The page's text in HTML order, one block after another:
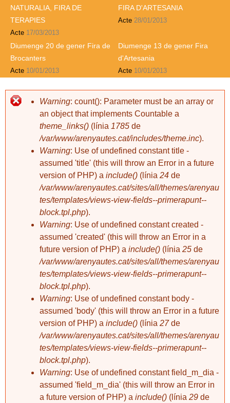
crisalide
NATURALIA FIRA
DE TERÀPIES
crisalide
Fira del
col·leccionisme i
brocanters
crisalide
Fira d'Artesania
crisalide
FIRA-MERCAT DE
L'EURO
DIUMENGE 5
D'AGOST
crisalide
FIRA ARTESANIA
FIRA ARTESANIA
Aquest mes no hem
tingut gaire sort
amb el temps. 22
persones molt
valentes es van
atrevir a parar el
seu article, però ho
van fer fins a mitja
tarda.
Esperem que el
mes que ve el
temps ens
NATURALIA, FIRA DE
TERAPIES
Acte 17/03/2013
FIRA D'ARTESANIA
Acte 28/01/2013
Diumenge 20 de gener Fira de
Brocanters
Acte 10/01/2013
Diumenge 13 de gener Fira
d'Artesania
Acte 10/01/2013
Warning: count(): Parameter must be an array or
an object that implements Countable a
theme_links() (línia 1785 de
/var/www/arenyautes.cat/includes/theme.inc).
Warning: Use of undefined constant title -
assumed 'title' (this will throw an Error in a future
version of PHP) a include() (línia 24 de
/var/www/arenyautes.cat/sites/all/themes/arenyau
tes/templates/views-view-fields--primerapunt--
block.tpl.php).
Warning: Use of undefined constant created -
assumed 'created' (this will throw an Error in a
future version of PHP) a include() (línia 25 de
/var/www/arenyautes.cat/sites/all/themes/arenyau
tes/templates/views-view-fields--primerapunt--
block.tpl.php).
Warning: Use of undefined constant body -
assumed 'body' (this will throw an Error in a future
version of PHP) a include() (línia 27de
/var/www/arenyautes.cat/sites/all/themes/arenyau
tes/templates/views-view-fields--primerapunt--
block.tpl.php).
Warning: Use of undefined constant field_m_dia -
assumed 'field_m_dia' (this will throw an Error in
a future version of PHP) a include() (línia 29 de